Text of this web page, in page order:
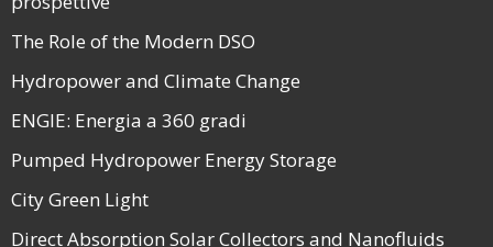
The Role of the Modern DSO
Hydropower and Climate Change
ENGIE: Energia a 360 gradi
Pumped Hydropower Energy Storage
City Green Light
Direct Absorption Solar Collectors and Nanofluids